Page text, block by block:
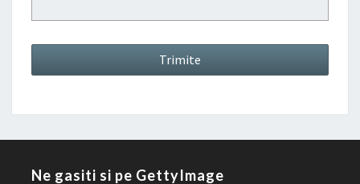
Ne gasiti si pe GettyImage